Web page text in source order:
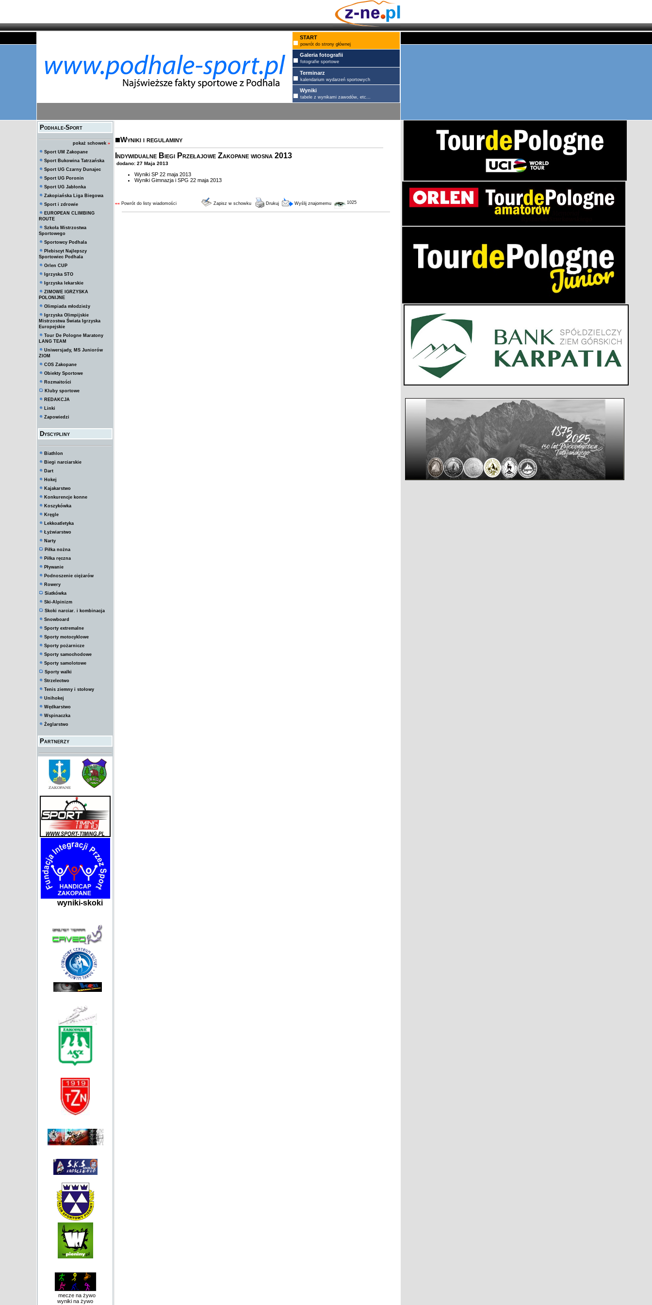
START
powrót do strony głównej
Galeria fotografii
fotografie sportowe
Terminarz
kalendarium wydarzeń sportowych
Wyniki
tabele z wynikami zawodów, etc...
Podhale-Sport
pokaż schowek »
Sport UM Zakopane
Sport Bukowina Tatrzańska
Sport UG Czarny Dunajec
Sport UG Poronin
Sport UG Jabłonka
Zakopiańska Liga Biegowa
Sport i zdrowie
EUROPEAN CLIMBING
ROUTE
Szkoła Mistrzostwa
Sportowego
Sportowcy Podhala
Plebiscyt Najlepszy
Sportowiec Podhala
Orlen CUP
Igrzyska STO
Igrzyska lekarskie
ZIMOWE IGRZYSKA
POLONIJNE
Olimpiada młodzieży
Igrzyska Olimpijskie
Mistrzostwa Świata Igrzyska
Europejskie
Tour De Pologne Maratony
LANG TEAM
Uniwersjady, MS Juniorów
ZIOM
COS Zakopane
Obiekty Sportowe
Rozmaitości
Kluby sportowe
REDAKCJA
Linki
Zapowiedzi
Dyscypliny
Biathlon
Biegi narciarskie
Dart
Hokej
Kajakarstwo
Konkurencje konne
Koszykówka
Kręgle
Lekkoatletyka
Łyżwiarstwo
Narty
Piłka nożna
Piłka ręczna
Pływanie
Podnoszenie ciężarów
Rowery
Siatkówka
Ski-Alpinizm
Skoki narciar. i kombinacja
Snowboard
Sporty extremalne
Sporty motocyklowe
Sporty pożarnicze
Sporty samochodowe
Sporty samolotowe
Sporty walki
Strzelectwo
Tenis ziemny i stołowy
Unihokej
Wędkarstwo
Wspinaczka
Żeglarstwo
Partnerzy
wyniki-skoki
mecze na żywo
wyniki na żywo
Wyniki i regulaminy
Indywidualne Biegi Przełajowe Zakopane wiosna 2013
dodano: 27 Maja 2013
Wyniki SP 22 maja 2013
Wyniki Gimnazja i SPG 22 maja 2013
«« Powrót do listy wiadomości Zapisz w schowku Drukuj Wyślij znajomemu 1025